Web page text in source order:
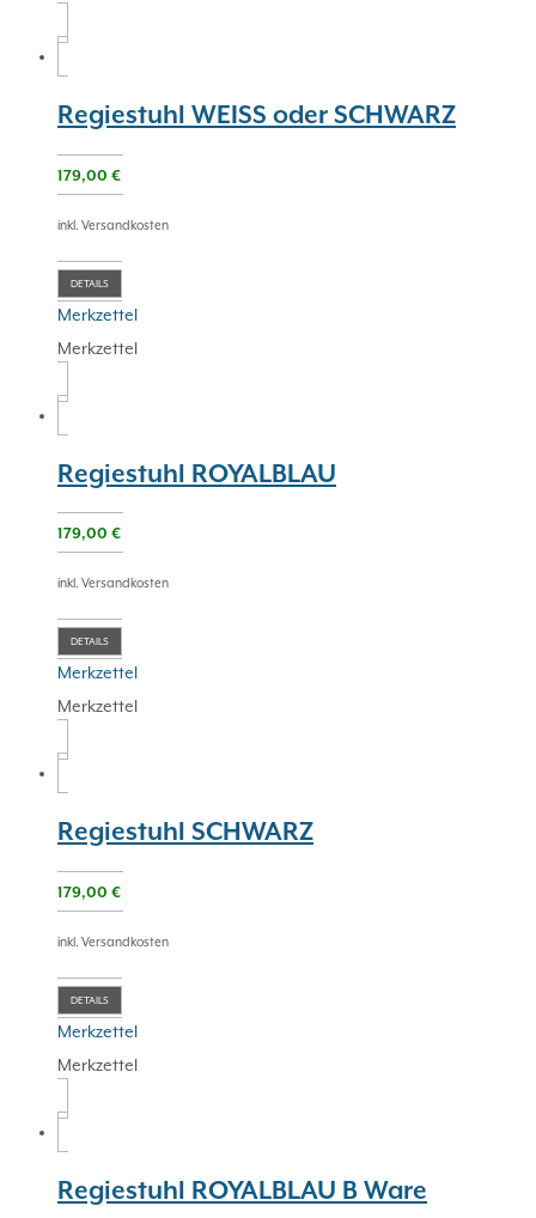
Regiestuhl WEISS oder SCHWARZ
179,00 €
inkl. Versandkosten
DETAILS
Merkzettel
Merkzettel
Regiestuhl ROYALBLAU
179,00 €
inkl. Versandkosten
DETAILS
Merkzettel
Merkzettel
Regiestuhl SCHWARZ
179,00 €
inkl. Versandkosten
DETAILS
Merkzettel
Merkzettel
Regiestuhl ROYALBLAU B Ware